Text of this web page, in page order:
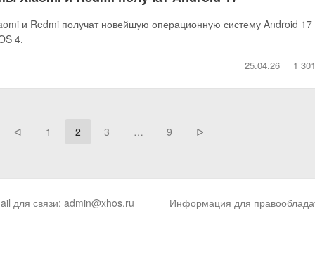
и Redmi получат новейшую операционную систему Android 17
4.
25.04.26 1
ᐊ Page
1 Page
2 Page
3 … Page
9 ᐅ
для связи: admin@xhos.ru Информация для